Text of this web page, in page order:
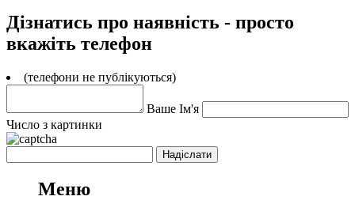
Дізнатись про наявність - просто
вкажіть телефон
(телефони не публікуються)
Ваше Ім'я
Число з картинки
Меню